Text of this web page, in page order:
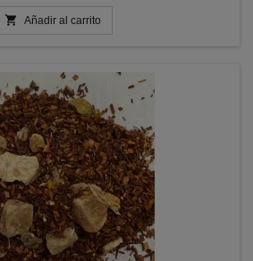
 Añadir al carrito